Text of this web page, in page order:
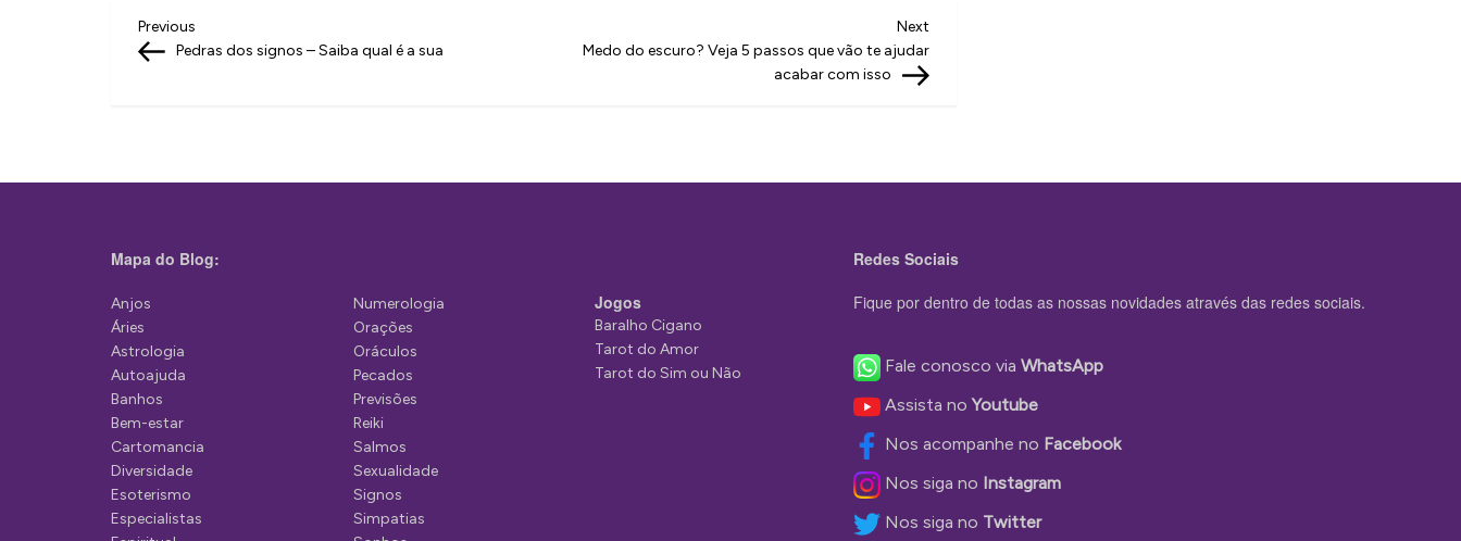
N
a
g
ç
o
d
e
P
o
s
Previous
Post
Previous
Pedras dos signos – Saiba qual é a sua
Post
Next
Medo do escuro? Veja 5 passos que vão te ajudar
acabar com isso
Mapa do Blog:
Anjos
Áries
Astrologia
Autoajuda
Banhos
Bem-estar
Cartomancia
Diversidade
Esoterismo
Especialistas
Numerologia
Orações
Oráculos
Pecados
Previsões
Reiki
Salmos
Sexualidade
Signos
Simpatias
Jogos
Baralho Cigano
Tarot do Amor
Tarot do Sim ou Não
Redes Sociais
Fique por dentro de todas as nossas novidades através das redes sociais.
Fale conosco via WhatsApp
Assista noYoutube
Nos acompanhe no Facebook
Nos siga no Instagram
Nos siga no Twitter